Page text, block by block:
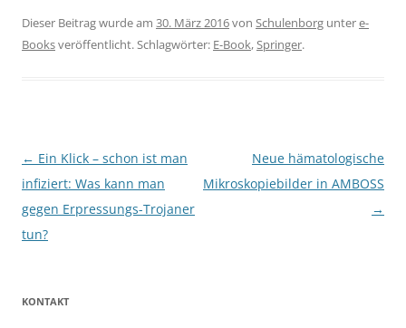
Dieser Beitrag wurde am 30. März 2016von Schulenborg untere-
Booksveröffentlicht. Schlagwörter: E-Book,Springer.
Beitragsnavigation
← Ein Klick – schon ist man
infiziert: Was kann man
gegen Erpressungs-Trojaner
tun?
Neue hämatologische
Mikroskopiebilder in AMBOSS
→
KONTAKT